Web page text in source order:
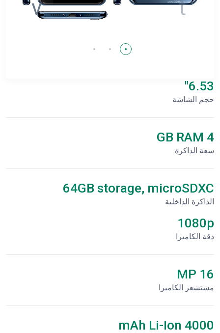
6.53"
حجم الشاشة
4 GB RAM
سعة الذاكرة
64GB storage, microSDXC
الذاكرة الداخلية
1080p
دقة الكاميرا
16 MP
مستشعر الكاميرا
4000 mAh Li-Ion